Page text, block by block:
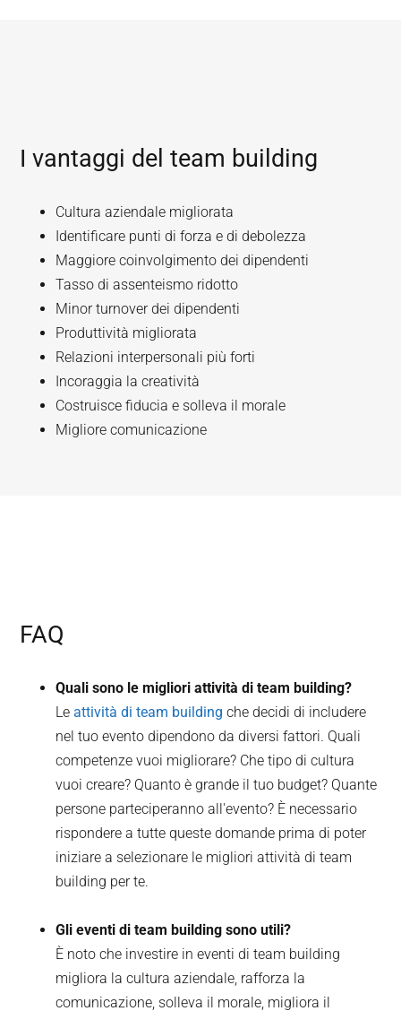
I vantaggi del team building
Cultura aziendale migliorata
Identificare punti di forza e di debolezza
Maggiore coinvolgimento dei dipendenti
Tasso di assenteismo ridotto
Minor turnover dei dipendenti
Produttività migliorata
Relazioni interpersonali più forti
Incoraggia la creatività
Costruisce fiducia e solleva il morale
Migliore comunicazione
FAQ
Quali sono le migliori attività di team building?
Leattività di team building che decidi di includere
nel tuo evento dipendono da diversi fattori. Quali
competenze vuoi migliorare? Che tipo di cultura
vuoi creare? Quanto è grande il tuo budget? Quante
persone parteciperanno all'evento? È necessario
rispondere a tutte queste domande prima di poter
iniziare a selezionare le migliori attività di team
building per te.
Gli eventi di team building sono utili?
È noto che investire in eventi di team building
migliora la cultura aziendale, rafforza la
comunicazione, solleva il morale, migliora il